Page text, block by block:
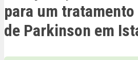
para um
de Parkinson em